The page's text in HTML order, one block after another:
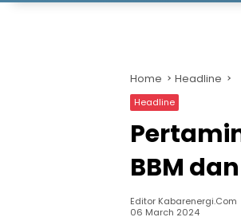
Home Headline
Headline
BBM
Editor Kabarenergi.com
06 March 2024